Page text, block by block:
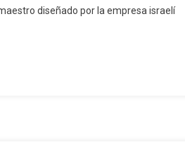
diseñado por la empresa israelí